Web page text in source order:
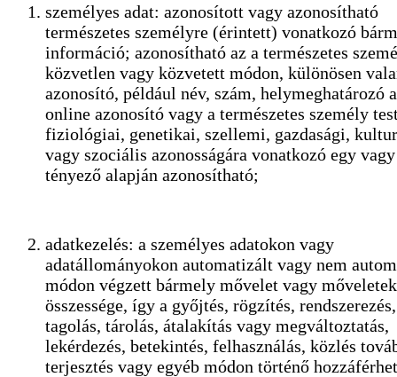
személyes adat: azonosított vagy azonosítható
természetes személyre (érintett) vonatkozó
információ; azonosítható az a természetes
közvetlen vagy közvetett módon, különösen
azonosító, például név, szám, helymeghatározó
online azonosító vagy a természetes személy
fiziológiai, genetikai, szellemi, gazdasági,
vagy szociális azonosságára vonatkozó egy
tényező alapján azonosítható;
adatkezelés: a személyes adatokon vagy
adatállományokon automatizált vagy nem
módon végzett bármely mővelet vagy mőveletek
összessége, így a győjtés, rögzítés, rendszerezés,
tagolás, tárolás, átalakítás vagy megváltoztatás,
lekérdezés, betekintés, felhasználás, közlés
terjesztés vagy egyéb módon történő